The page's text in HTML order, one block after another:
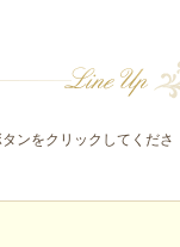
ンをクリックしてくださ